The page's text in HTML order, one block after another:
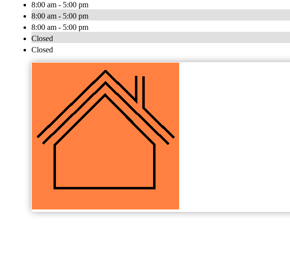
8:00 am - 5:00 pm
8:00 am - 5:00 pm
8:00 am - 5:00 pm
Closed
Closed